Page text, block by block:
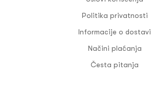
Politika privatnosti
Informacije o dostavi
Načini plaćanja
Česta pitanja